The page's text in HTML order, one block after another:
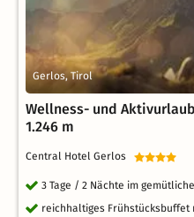
Gerlos, Tirol
Wellness- und
1.246 m
Central Hotel Gerlos
3 Tage / 2 Nächte im
reichhaltiges Frühstücksbuffet